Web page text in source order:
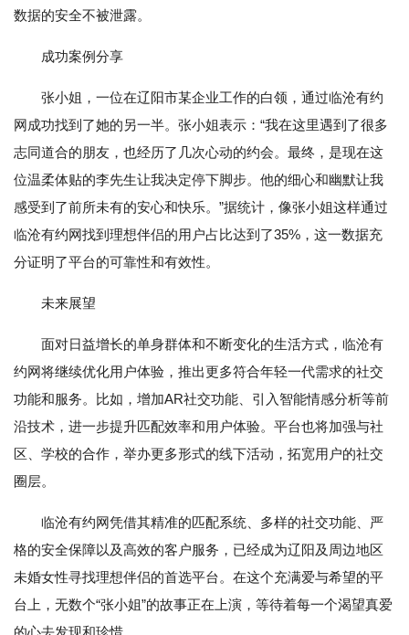
数据的安全不被泄露。
成功案例分享
张小姐，一位在辽阳市某企业工作的白领，通过临沧有约
网成功找到了她的另一半。张小姐表示：“我在这里遇到了很多
志同道合的朋友，也经历了几次心动的约会。最终，是现在这
位温柔体贴的李先生让我决定停下脚步。他的细心和幽默让我
感受到了前所未有的安心和快乐。”据统计，像张小姐这样通过
临沧有约网找到理想伴侣的用户占比达到了35%，这一数据充
分证明了平台的可靠性和有效性。
未来展望
面对日益增长的单身群体和不断变化的生活方式，临沧有
约网将继续优化用户体验，推出更多符合年轻一代需求的社交
功能和服务。比如，增加AR社交功能、引入智能情感分析等前
沿技术，进一步提升匹配效率和用户体验。平台也将加强与社
区、学校的合作，举办更多形式的线下活动，拓宽用户的社交
圈层。
临沧有约网凭借其精准的匹配系统、多样的社交功能、严
格的安全保障以及高效的客户服务，已经成为辽阳及周边地区
未婚女性寻找理想伴侣的首选平台。在这个充满爱与希望的平
台上，无数个“张小姐”的故事正在上演，等待着每一个渴望真爱
的心去发现和珍惜。